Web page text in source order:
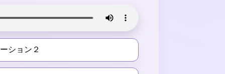
ション２